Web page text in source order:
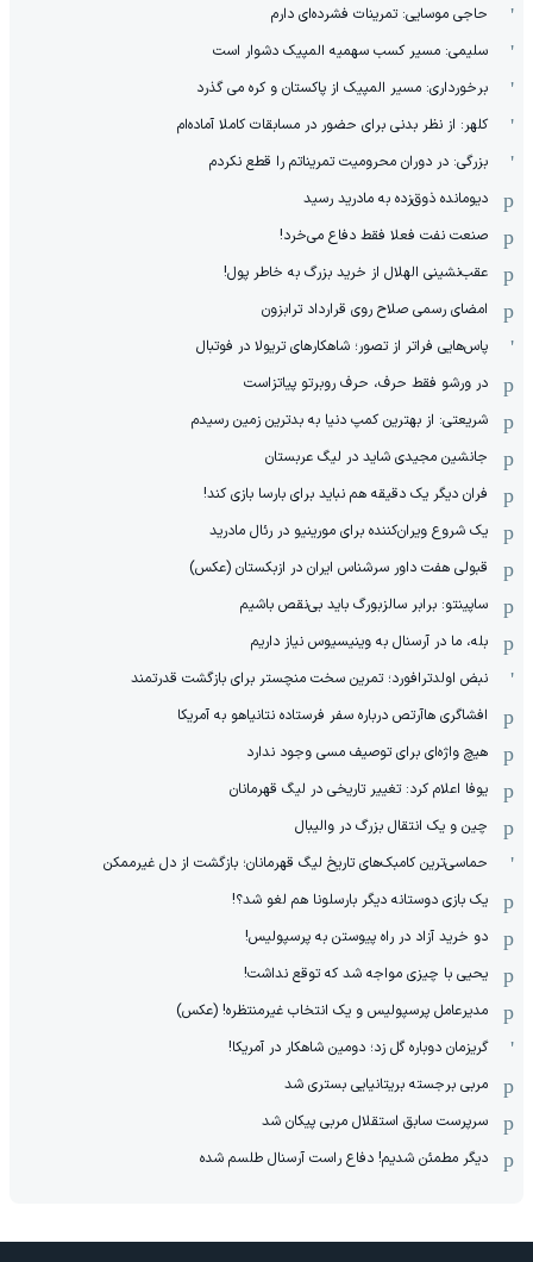
حاجی موسایی: تمرینات فشرده‌ای دارم
سلیمی: مسیر کسب سهمیه المپیک دشوار است
برخورداری: مسیر المپیک از پاکستان و کره می گذرد
کلهر: از نظر بدنی برای حضور در مسابقات کاملا آماده‌ام
بزرگی: در دوران محرومیت تمریناتم را قطع نکردم
دیومانده ذوق‌زده به مادرید رسید
صنعت نفت فعلا فقط دفاع می‌خرد!
عقب‌نشینی الهلال از خرید بزرگ به خاطر پول!
امضای رسمی صلاح روی قرارداد ترابزون
پاس‌هایی فراتر از تصور؛ شاهکارهای تریولا در فوتبال
در ورشو فقط حرف، حرف روبرتو پیاتزاست
شریعتی: از بهترین کمپ‌ دنیا به بدترین زمین‌ رسیدم
جانشین مجیدی شاید در لیگ عربستان
فران دیگر یک دقیقه هم نباید برای بارسا بازی کند!
یک شروع ویران‌کننده برای مورینیو در رئال مادرید
قبولی هفت داور سرشناس ایران در ازبکستان (عکس)
ساپینتو: برابر سالزبورگ باید بی‌نقص باشیم
بله، ما در آرسنال به وینیسیوس نیاز داریم
نبض اولدترافورد؛ تمرین سخت منچستر برای بازگشت قدرتمند
افشاگری هاآرتص درباره سفر فرستاده نتانیاهو به آمریکا
هیچ واژه‌ای برای توصیف مسی وجود ندارد
یوفا اعلام کرد: تغییر تاریخی در لیگ قهرمانان
چین و یک انتقال بزرگ در والیبال
حماسی‌ترین کامبک‌های تاریخ لیگ قهرمانان؛ بازگشت از دل غیرممکن
یک بازی دوستانه دیگر بارسلونا هم لغو شد؟!
دو خرید آزاد در راه پیوستن به پرسپولیس!
یحیی با چیزی مواجه شد که توقع نداشت!
مدیرعامل پرسپولیس و یک انتخاب غیرمنتظره! (عکس)
گریزمان دوباره گل زد؛ دومین شاهکار در آمریکا!
مربی برجسته بریتانیایی بستری شد
سرپرست سابق استقلال مربی پیکان شد
دیگر مطمئن شدیم! دفاع راست آرسنال طلسم شده